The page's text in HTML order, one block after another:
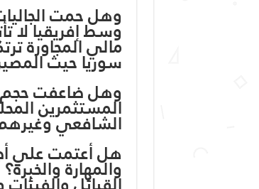
وهل حمت
وسط إفريقيا لا
مالي المجاورة
سوريا حيث
وهل ضاعفت حجم
المستثمرين
الشافعي
هل أعتمت علي
والمهارة